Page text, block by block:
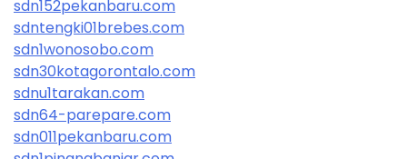
sdn152pekanbaru.com
sdntengki01brebes.com
sdn1wonosobo.com
sdn30kotagorontalo.com
sdnu1tarakan.com
sdn64-parepare.com
sdn011pekanbaru.com